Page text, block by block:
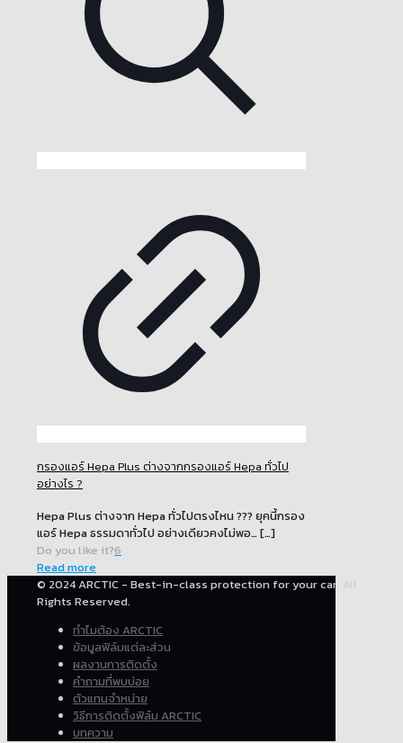
กรองแอร์ Hepa Plus ต่างจากกรองแอร์ Hepa ทั่วไป
อย่างไร ?
Hepa Plus ต่างจาก Hepa ทั่วไปตรงไหน ??? ยุคนี้กรอง
แอร์ Hepa ธรรมดาทั่วไป อย่างเดียวคงไม่พอ…[…]
Do you like it?6
Read more
© 2024 ARCTIC - Best-in-class protection for your car. All
Rights Reserved.
ทำไมต้อง ARCTIC
ข้อมูลฟิล์มแต่ละส่วน
ผลงานการติดตั้ง
คำถามที่พบบ่อย
ตัวแทนจำหน่าย
วิธีการติดตั้งฟิล์ม ARCTIC
บทความ